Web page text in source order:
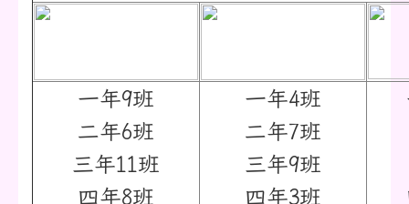
一年9班
二年6班
三年11班
四年8班
一年4班
二年7班
三年9班
四年3班